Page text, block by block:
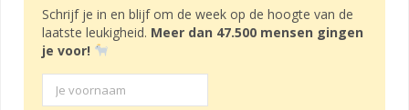
Schrijf je in en blijf om de week op de hoogte van de
laatste leukigheid. Meer dan 47.500 mensen gingen
je voor!